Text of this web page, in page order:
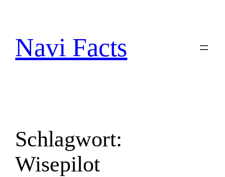
springen
Navi Facts
Schlagwort:
Wisepilot